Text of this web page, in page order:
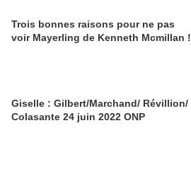
Trois bonnes raisons pour ne pas
voir Mayerling de Kenneth Mcmillan !
Giselle : Gilbert/Marchand/ Révillion/
Colasante 24 juin 2022 ONP